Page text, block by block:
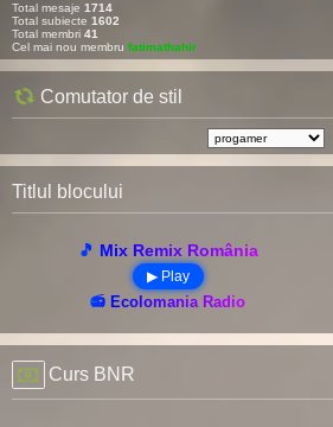
Total mesaje 1714
Total subiecte 1602
Total membri 41
Cel mai nou membru fatimathahir
Comutator de stil
Titlul blocului
🎵 Mix Remix România
▶ Play
📻 Ecolomania Radio
Curs BNR